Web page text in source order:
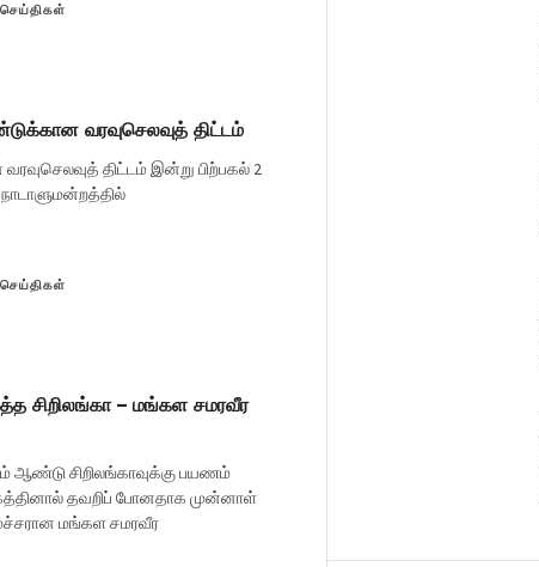
செய்திகள்
வரவுசெலவுத் திட்டம்
திட்டம் இன்று பிற்பகல் 2
செய்திகள்
சிறிலங்கா – மங்கள சமரவீர
ஆண்டு சிறிலங்காவுக்கு பயணம்
தவறிப் போனதாக முன்னாள்
மங்கள சமரவீர